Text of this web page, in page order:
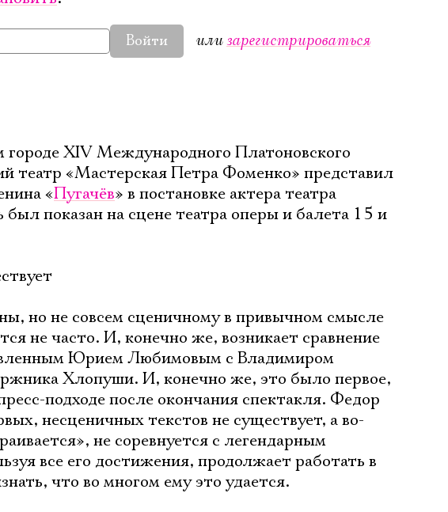
Войти илизарегистрироваться
XIV Международного Платоновского
театр «Мастерская Петра Фоменко» представил
«Пугачёв» в постановке актера театра
был показан на сцене театра оперы и балета 15 и
но не совсем сценичному в привычном смысле
не часто. И, конечно же, возникает сравнение
Юрием Любимовым с Владимиром
Хлопуши. И, конечно же, это было первое,
подходе после окончания спектакля. Федор
несценичных текстов не существует, а во-
не соревнуется с легендарным
все его достижения, продолжает работать в
что во многом ему это удается.